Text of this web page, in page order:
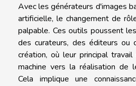
Avec les générateurs d'images
artificielle, le changement de
palpable. Ces outils poussent
des curateurs, des éditeurs ou
création, où leur principal
machine vers la réalisation de
Cela implique une